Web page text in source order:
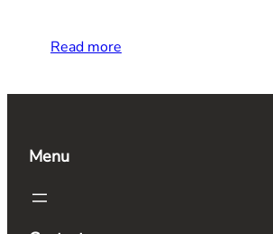
Read more
Menu